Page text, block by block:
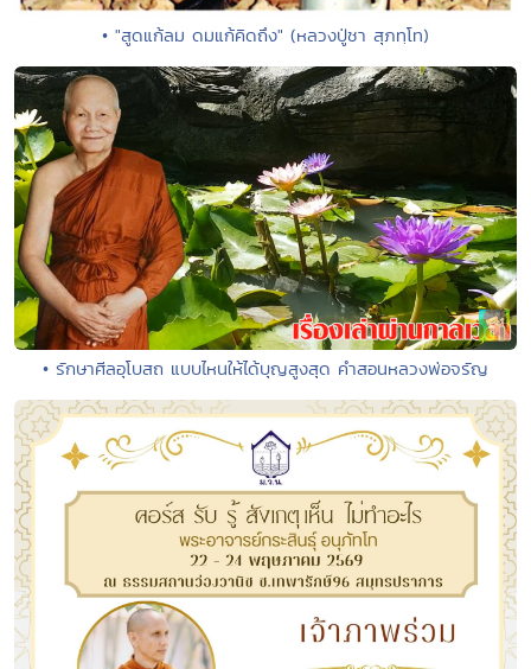
• "สูดแก้ลม ดมแก้คิดถึง" (หลวงปู่ชา สุภทฺโท)
• รักษาศีลอุโบสถ แบบไหนให้ได้บุญสูงสุด คำสอนหลวงพ่อจรัญ